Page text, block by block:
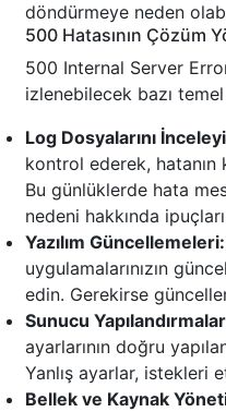
döndürmeye neden
500 Hatasının Çözüm
500 Internal Server
izlenebilecek bazı temel
Log Dosyalarını
kontrol ederek, hatanın
Bu günlüklerde hata
nedeni hakkında
Yazılım Güncellemeleri:
uygulamalarınızın
edin. Gerekirse
Sunucu
ayarlarının doğru
Yanlış ayarlar, istekleri
Bellek ve Kaynak